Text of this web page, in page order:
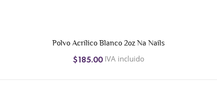
Polvo Acrílico Blanco 2oz Na Nails
$185.00IVA incluido